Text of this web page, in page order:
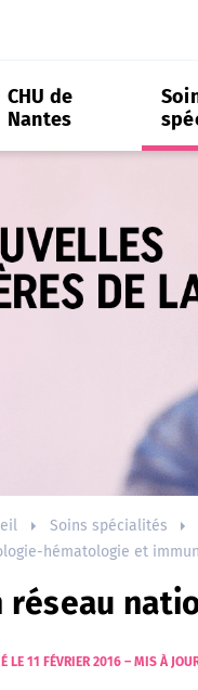
CHU de
Nantes
Soins spécialités
hématologie et
réseau
LE 11 FÉVRIER 2016 – MIS À